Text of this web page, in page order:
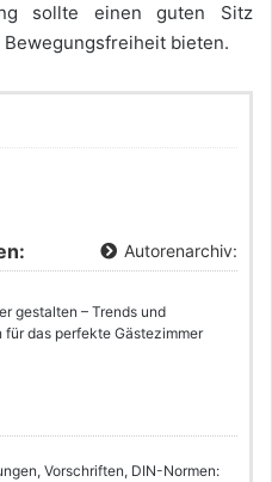
sollte einen guten Sitz
Bewegungsfreiheit bieten.
Autorenarchiv:
gestalten – Trends und
für das perfekte Gästezimmer
Vorschriften, DIN-Normen: